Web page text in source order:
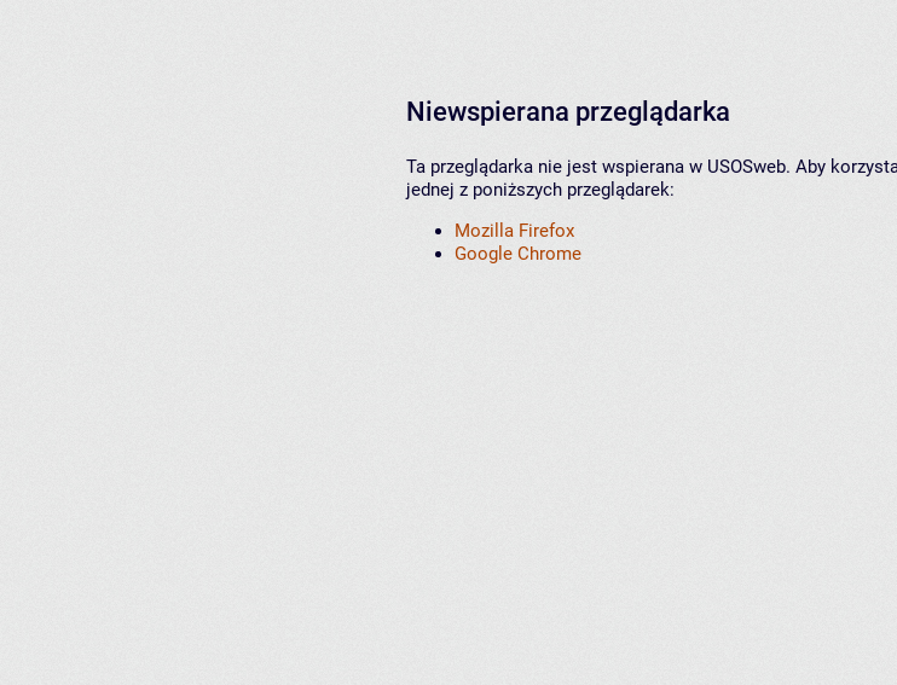
Niewspierana przeglądarka
Ta przeglądarka nie jest wspierana w USOSweb. Aby
jednej z poniższych przeglądarek:
Mozilla Firefox
Google Chrome